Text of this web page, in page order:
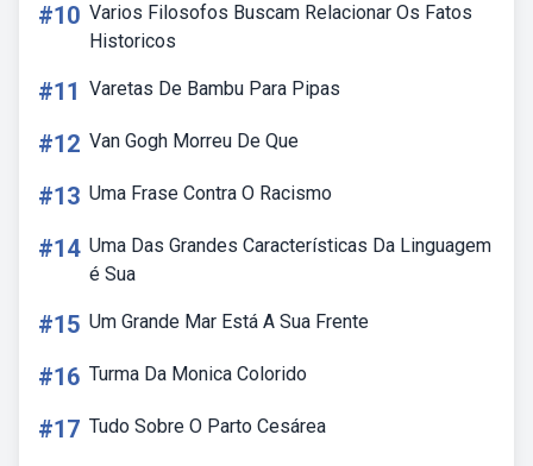
#10 Varios Filosofos Buscam Relacionar Os Fatos
Historicos
#11 Varetas De Bambu Para Pipas
#12 Van Gogh Morreu De Que
#13 Uma Frase Contra O Racismo
#14 Uma Das Grandes Características Da Linguagem
é Sua
#15 Um Grande Mar Está A Sua Frente
#16 Turma Da Monica Colorido
#17 Tudo Sobre O Parto Cesárea